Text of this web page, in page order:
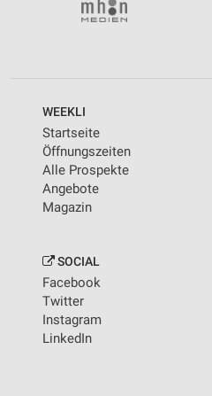
WEEKLI
Startseite
Öffnungszeiten
Alle Prospekte
Angebote
Magazin
SOCIAL
Facebook
Twitter
Instagram
LinkedIn